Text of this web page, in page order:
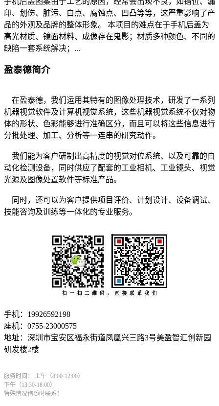
印、划伤、脏污、白点、腐蚀点、凹凸等等，这严重影响了产
品的外观及品牌的整体形象。 本项目的难点在于手机后盖为
高光材质、镜面材料、成像存在鬼影；材质多种颜色、不同的
缺陷一套系统解决；...
盈泰德简介
在盈泰德，我们运用其特有的图像处理技术，研发了一系列
机器视觉软件及计算机视觉系统，这些机器视觉系统不仅对物
体的形状、色彩能够进行准确区分，而且可以将这些信息进行
分批处理、加工、分析等一连串的研究动作。
我们能为客户研制出高精度的视觉对位系统、以及可靠的自
动化检测设备，同时供应了配套的工业相机、工业镜头、视觉
光源及图像处置软件等标准产品。
同时，还可以为客户提供项目评价、计划设计、设备调试、
技能咨询及训练等一体化的专业服务。
手机：19926592198
座机：0755-23000575
地址：深圳市宝安区福永街道凤凰兴三路3号美盈智汇创新园
研发楼2楼
服务时间： 上午（8:00-12:00）
下午（13:30-18:00）
特殊情况请随时联系！